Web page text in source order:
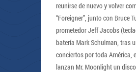
reunirse de nuevo y volver
“Foreigner”, junto con Bruce
prometedor Jeff Jacobs
batería Mark Schulman, tras
conciertos por toda América,
lanzan Mr. Moonlight un